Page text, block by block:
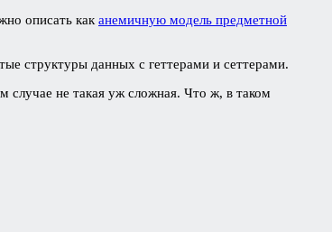
описать как анемичную модель предметной
структуры данных с геттерами и сеттерами.
случае не такая уж сложная. Что ж, в таком